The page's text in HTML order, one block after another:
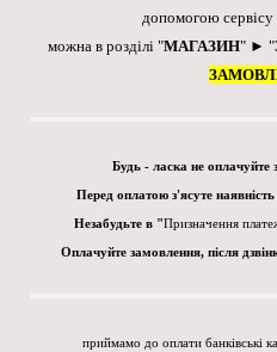
допомогою сервісу
можна в розділі "МАГАЗИН" ► "
Будь - ласка не оплачуйте
Перед оплатою з'ясуте
Незабудьте в "Призначення
Оплачуйте замовлення, після
приймамо до оплати банківські